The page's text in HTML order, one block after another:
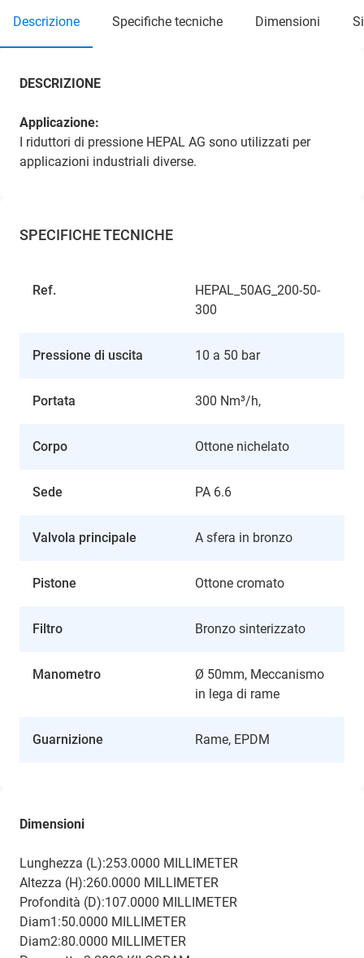
descrizione specifiche tecniche dimensioni
DESCRIZIONE
Applicazione:
I riduttori di pressione HEPAL AG sono utilizzati per
applicazioni industriali diverse.
SPECIFICHE TECNICHE
Ref.
HEPAL_50AG_200-50-
300
Pressione di uscita 10 a 50 bar
Portata 300 Nm³/h,
Corpo Ottone nichelato
Sede PA 6.6
Valvola principale A sfera in bronzo
Pistone Ottone cromato
Filtro Bronzo sinterizzato
Manometro
Ø 50mm, Meccanismo
in lega di rame
Guarnizione Rame, EPDM
Dimensioni
Lunghezza (L):253.0000 MILLIMETER
Altezza (H):260.0000 MILLIMETER
Profondità (D):107.0000 MILLIMETER
Diam1:50.0000 MILLIMETER
Diam2:80.0000 MILLIMETER